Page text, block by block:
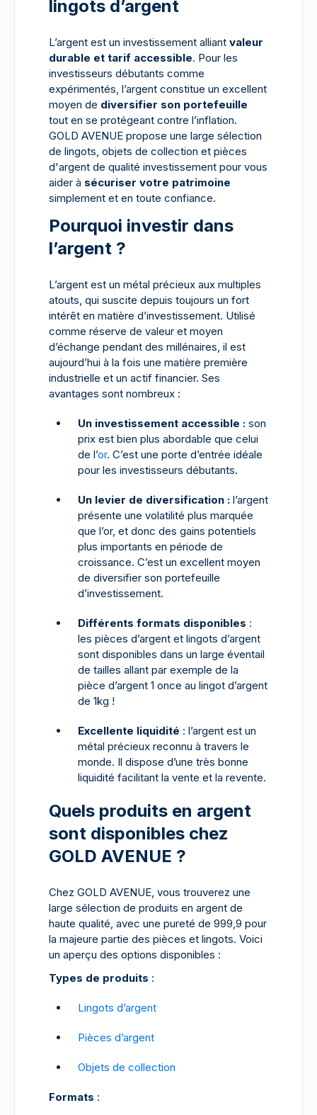
lingots d’argent
L’argent est un investissement alliant valeur
durable et tarif accessible. Pour les
investisseurs débutants comme
expérimentés, l’argent constitue un excellent
moyen de diversifier son portefeuille
tout en se protégeant contre l’inflation.
GOLD AVENUE propose une large sélection
de lingots, objets de collection et pièces
d'argent de qualité investissement pour vous
aider à sécuriser votre patrimoine
simplement et en toute confiance.
Pourquoi investir dans
l’argent ?
L’argent est un métal précieux aux multiples
atouts, qui suscite depuis toujours un fort
intérêt en matière d’investissement. Utilisé
comme réserve de valeur et moyen
d’échange pendant des millénaires, il est
aujourd’hui à la fois une matière première
industrielle et un actif financier. Ses
avantages sont nombreux :
Un investissement accessible : son
prix est bien plus abordable que celui
de l’or. C’est une porte d’entrée idéale
pour les investisseurs débutants.
Un levier de diversification : l’argent
présente une volatilité plus marquée
que l’or, et donc des gains potentiels
plus importants en période de
croissance. C’est un excellent moyen
de diversifier son portefeuille
d’investissement.
Différents formats disponibles :
les pièces d’argent et lingots d’argent
sont disponibles dans un large éventail
de tailles allant par exemple de la
pièce d’argent 1 once au lingot d’argent
de 1kg !
Excellente liquidité : l’argent est un
métal précieux reconnu à travers le
monde. Il dispose d’une très bonne
liquidité facilitant la vente et la revente.
Quels produits en argent
sont disponibles chez
GOLD AVENUE ?
Chez GOLD AVENUE, vous trouverez une
large sélection de produits en argent de
haute qualité, avec une pureté de 999,9 pour
la majeure partie des pièces et lingots. Voici
un aperçu des options disponibles :
Types de produits :
Lingots d’argent
Pièces d’argent
Objets de collection
Formats :